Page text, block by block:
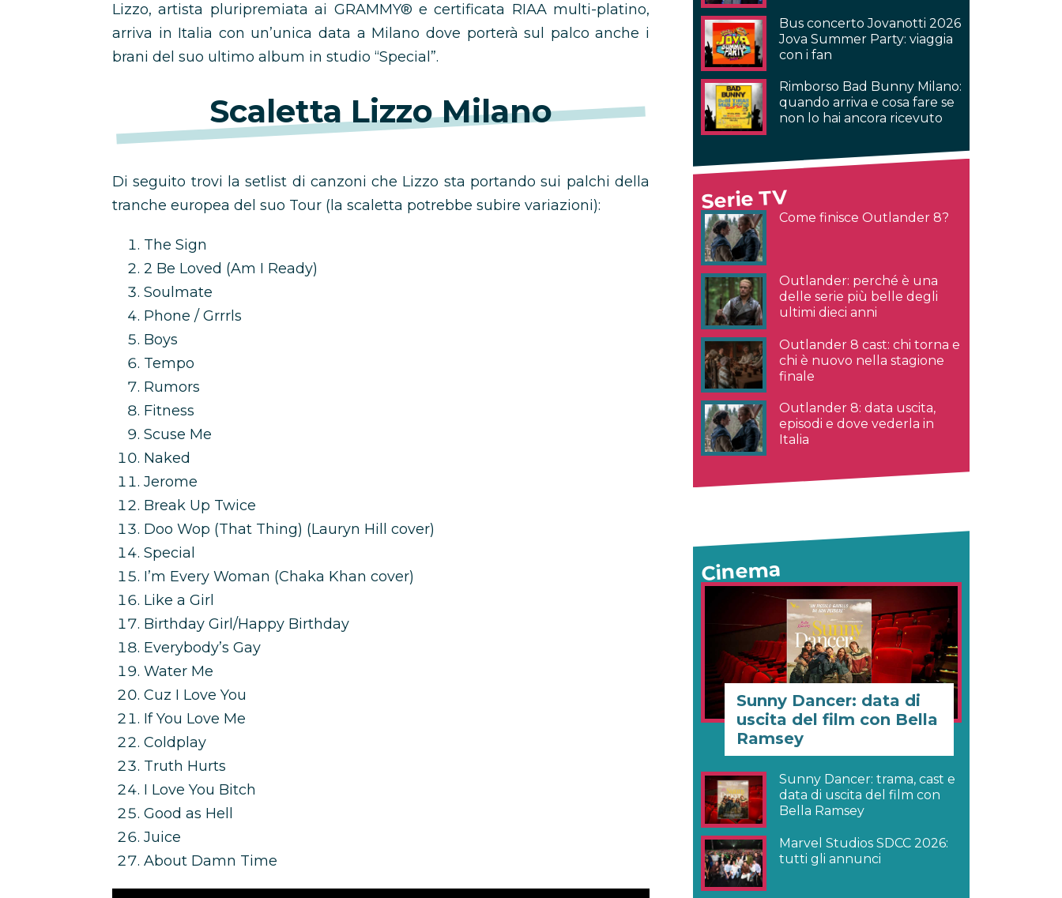
Lizzo, artista pluripremiata ai GRAMMY® e certificata RIAA multi-platino,
arriva in Italia con un’unica data a Milano dove porterà sul palco anche i
brani del suo ultimo album in studio “Special”.
Scaletta Lizzo Milano
Di seguito trovi la setlist di canzoni che Lizzo sta portando sui palchi della
tranche europea del suo Tour (la scaletta potrebbe subire variazioni):
The Sign
2 Be Loved (Am I Ready)
Soulmate
Phone / Grrrls
Boys
Tempo
Rumors
Fitness
Scuse Me
Naked
Jerome
Break Up Twice
Doo Wop (That Thing) (Lauryn Hill cover)
Special
I’m Every Woman (Chaka Khan cover)
Like a Girl
Birthday Girl/Happy Birthday
Everybody’s Gay
Water Me
Cuz I Love You
If You Love Me
Coldplay
Truth Hurts
I Love You Bitch
Good as Hell
Juice
About Damn Time
Bus concerto Jovanotti 2026
Jova Summer Party: viaggia
con i fan
Rimborso Bad Bunny Milano:
quando arriva e cosa fare se
non lo hai ancora ricevuto
Serie TV
Come finisce Outlander 8?
Outlander: perché è una
delle serie più belle degli
ultimi dieci anni
Outlander 8 cast: chi torna e
chi è nuovo nella stagione
finale
Outlander 8: data uscita,
episodi e dove vederla in
Italia
Cinema
Sunny Dancer: data di
uscita del film con Bella
Ramsey
Sunny Dancer: trama, cast e
data di uscita del film con
Bella Ramsey
Marvel Studios SDCC 2026:
tutti gli annunci